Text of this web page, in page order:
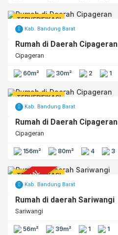
TERVERIFIKASI
Kab. Bandung Barat
Rumah di Daerah Cipageran
Cipageran
60m² 30m² 2 1
TERVERIFIKASI
Kab. Bandung Barat
Rumah di Daerah Cipageran
Cipageran
156m² 80m² 4 3
TERJUAL
TERVERIFIKASI
Kab. Bandung Barat
Rumah di daerah Sariwangi
Sariwangi
56m² 39m² 1 1